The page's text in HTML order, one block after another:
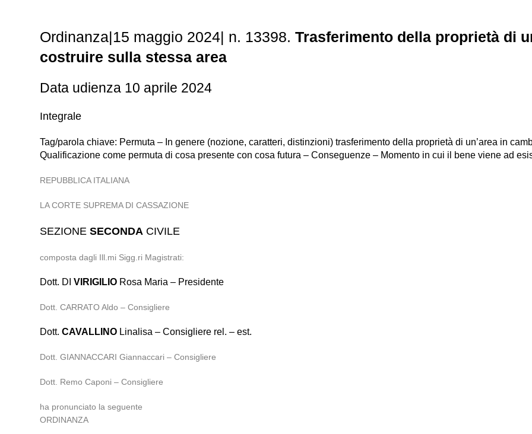
Ordinanza|15 maggio 2024| n. 13398.Trasferimento della proprietà di
costruire sulla stessa area
Data udienza 10 aprile 2024
Integrale
Tag/parola chiave: Permuta – In genere (nozione, caratteri, distinzioni) trasferimento della proprietà di un’area in
Qualificazione come permuta di cosa presente con cosa futura – Conseguenze – Momento in cui il bene viene ad
REPUBBLICA ITALIANA
LA CORTE SUPREMA DI CASSAZIONE
SEZIONESECONDA CIVILE
composta dagli Ill.mi Sigg.ri Magistrati:
Dott. DIVIRIGILIO Rosa Maria – Presidente
Dott. CARRATO Aldo – Consigliere
Dott.CAVALLINO Linalisa – Consigliere rel. – est.
Dott. GIANNACCARI Giannaccari – Consigliere
Dott. Remo Caponi – Consigliere
ha pronunciato la seguente
ORDINANZA